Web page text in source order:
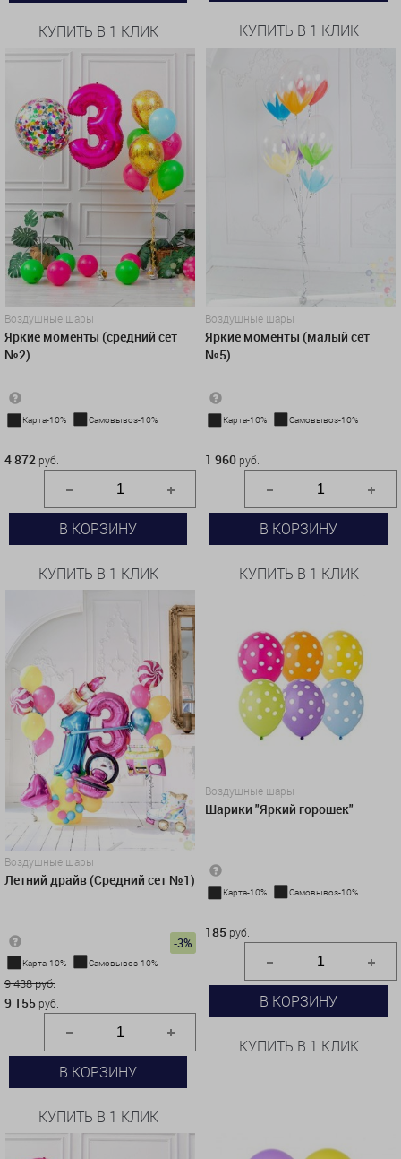
КУПИТЬ В 1 КЛИК КУПИТЬ В 1 КЛИК
Воздушные шары
Яркие моменты (средний сет
№2)
Карта-10% Самовывоз-10%
4 872 руб.
В КОРЗИНУ
КУПИТЬ В 1 КЛИК
Воздушные шары
Яркие моменты (малый сет
№5)
Карта-10% Самовывоз-10%
1 960 руб.
В КОРЗИНУ
КУПИТЬ В 1 КЛИК
Воздушные шары
Летний драйв (Средний сет №1)
-3%
Карта-10% Самовывоз-10%
9 438 руб.
9 155 руб.
В КОРЗИНУ
КУПИТЬ В 1 КЛИК
Воздушные шары
Шарики "Яркий горошек"
Карта-10% Самовывоз-10%
185 руб.
В КОРЗИНУ
КУПИТЬ В 1 КЛИК